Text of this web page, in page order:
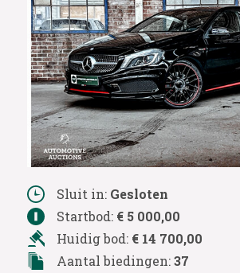
Sluit in: Gesloten
Startbod: € 5 000,00
Huidig bod: € 14 700,00
Aantal biedingen:37